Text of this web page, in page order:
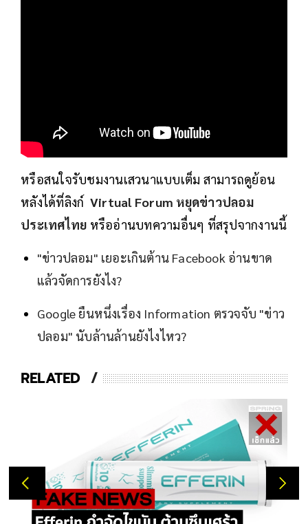
หรือสนใจรับชมงานเสวนาแบบเต็ม สามารถดูย้อน
หลังได้ที่ลิงก์ Virtual Forum หยุดข่าวปลอม
ประเทศไทย หรืออ่านบทความอื่นๆ ที่สรุปจากงานนี้
"ข่าวปลอม" เยอะเกินต้าน Facebook อ่านขาด
แล้วจัดการยังไง?
Google ยืนหนึ่งเรื่อง Information ตรวจจับ "ข่าว
ปลอม" นับล้านล้านยังไงไหว?
RELATED